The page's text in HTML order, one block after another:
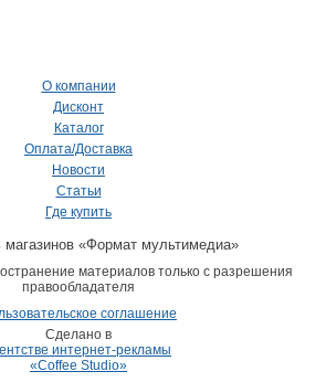
О компании
Дисконт
Каталог
Оплата/Доставка
Новости
Статьи
Где купить
«Формат мультимедиа»
материалов только с разрешения
правообладателя
соглашение
Сделано в
интернет-рекламы
«Coffee Studio»